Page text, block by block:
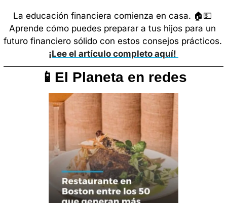
La educación financiera comienza en casa. 🏠 💵
Aprende cómo puedes preparar a tus hijos para un
¡Lee el artículo completo aquí!
📱 El Planeta en redes